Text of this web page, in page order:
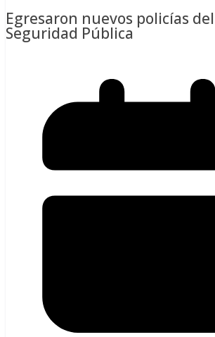
Egresaron nuevos policías
Seguridad Pública